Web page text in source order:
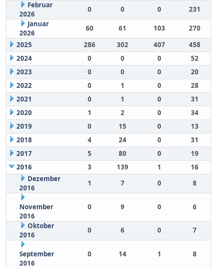
Februar
2026
0 0 0
231
Januar
2026
60 61 103
270
2025
286 302 407
458
2024
0 0 0
52
2023
0 0 0
20
2022
0 1 0
28
2021
0 1 0
31
2020
1 2 0
34
2019
0 15 0
13
2018
4 24 0
31
2017
5 80 0
19
2016
3 139 1
16
Dezember
2016
1 7 0 8
November
2016
0 9 0 6
Oktober
2016
0 6 0 7
September
2016
0 14 1 8